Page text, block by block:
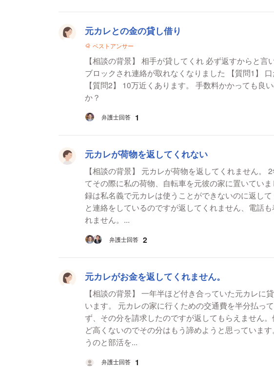
元カレとの金の貸し借り
ベストアンサー
【相談の背景】 相手が貸してくれ 必ず返すからと
ブロックされ連絡が取れなくなりました 【質問1】 口だけ約束と1部LINEの履歴があります
【質問2】 10万近くあります。 手数料かかっても良
か？
弁護士回答 1
元カレが荷物を返してくれない
【相談の背景】 元カレが荷物を返してくれません。
てその際に私の荷物、自転車を元彼の家に置いてい
録は私名義で元カレは使うことができないのに返し
と連絡をしているのですが返してくれません、電話
れません。...
弁護士回答 2
元カレがお金を返してくれません。
【相談の背景】 一年半ほど付き合っていた元カレに
います。 元カレの家に行くための交通費を半分払っ
ず、その分を請求したのですが返してもらえません
ど高くないのでその分はもう諦めようと思っていま
うのと部活を...
弁護士回答 1